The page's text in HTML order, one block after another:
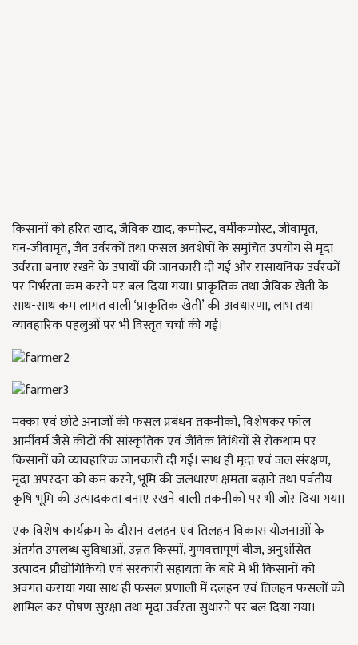
किसानों को हरित खाद, जैविक खाद, कम्पोस्ट, वर्मीकम्पोस्ट, जीवामृत,
घन‑जीवामृत, जैव उर्वरकों तथा फसल अवशेषों के समुचित उपयोग से मृदा
उर्वरता बनाए रखने के उपायों की जानकारी दी गई और रासायनिक उर्वरकों
पर निर्भरता कम करने पर बल दिया गया। प्राकृतिक तथा जैविक खेती के
साथ-साथ कम लागत वाली ‘प्राकृतिक खेती’ की अवधारणा, लाभ तथा
व्यावहारिक पहलुओं पर भी विस्तृत चर्चा की गई।
मक्का एवं छोटे अनाजों की फसल प्रबंधन तकनीकों, विशेषकर फॉल
आर्मीवर्म जैसे कीटों की सांस्कृतिक एवं जैविक विधियों से रोकथाम पर
किसानों को व्यावहारिक जानकारी दी गई। साथ ही मृदा एवं जल संरक्षण,
मृदा अपरदन को कम करने, भूमि की जलधारण क्षमता बढ़ाने तथा पर्वतीय
कृषि भूमि की उत्पादकता बनाए रखने वाली तकनीकों पर भी जोर दिया गया।
एक विशेष कार्यक्रम के दौरान दलहन एवं तिलहन विकास योजनाओं के
अंतर्गत उपलब्ध सुविधाओं, उन्नत किस्मों, गुणवत्तापूर्ण बीज, अनुशंसित
उत्पादन प्रौद्योगिकियों एवं सरकारी सहायता के बारे में भी किसानों को
अवगत कराया गया साथ ही फसल प्रणाली में दलहन एवं तिलहन फसलों को
शामिल कर पोषण सुरक्षा तथा मृदा उर्वरता सुधारने पर बल दिया गया।